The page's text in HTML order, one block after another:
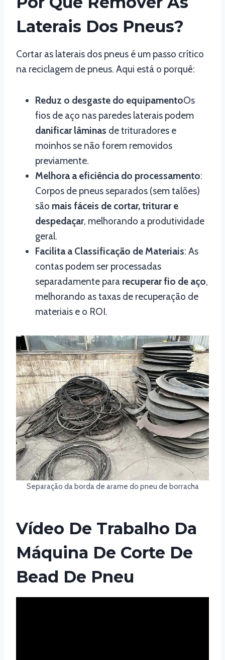
Laterais Dos Pneus?
Cortar as laterais dos pneus é um passo crítico
na reciclagem de pneus. Aqui está o porquê:
Reduz o desgaste do equipamentoOs
fios de aço nas paredes laterais podem
danificar lâminas de trituradores e
moinhos se não forem removidos
previamente.
Melhora a eficiência do processamento:
Corpos de pneus separados (sem talões)
são mais fáceis de cortar, triturar e
despedaçar, melhorando a produtividade
geral.
Facilita a Classificação de Materiais: As
contas podem ser processadas
separadamente para recuperar fio de aço,
melhorando as taxas de recuperação de
materiais e o ROI.
Separação da borda de arame do pneu de borracha
Vídeo De Trabalho Da
Máquina De Corte De
Bead De Pneu